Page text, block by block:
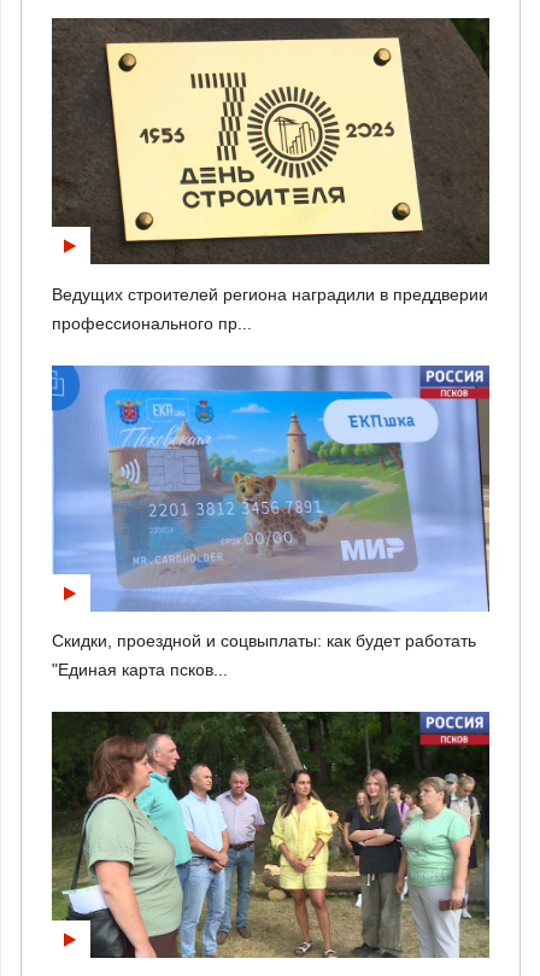
Ведущих строителей региона наградили в преддверии
профессионального пр...
Скидки, проездной и соцвыплаты: как будет работать
"Единая карта псков...